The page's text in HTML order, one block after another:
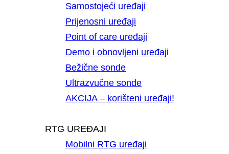
Samostojeći uređaji
Prijenosni uređaji
Point of care uređaji
Demo i obnovljeni uređaji
Bežične sonde
Ultrazvučne sonde
AKCIJA – korišteni uređaji!
RTG UREĐAJI
Mobilni RTG uređaji